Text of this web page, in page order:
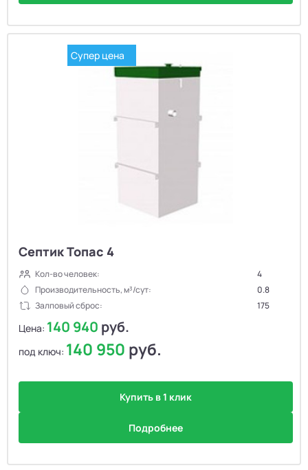
Супер цена
Септик Топас 4
Кол-во человек:
4
Производительность, м³/сут:
0.8
Залповый сброс:
175
Цена: 140 940 руб.
под ключ: 140 950 руб.
Купить в 1 клик
Подробнее